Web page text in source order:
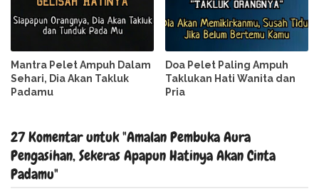
Mantra Pelet Ampuh Dalam
Sehari, Dia Akan Takluk
Padamu
Doa Pelet Paling Ampuh
Taklukan Hati Wanita dan
Pria
27 Komentar untuk "Amalan Pembuka Aura
Pengasihan, Sekeras Apapun Hatinya Akan Cinta
Padamu"